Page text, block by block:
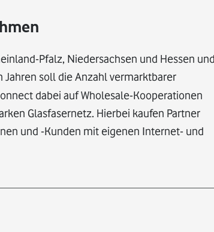
Pfalz, Niedersachsen und Hessen und
soll die Anzahl vermarktbarer
dabei auf Wholesale-Kooperationen
Glasfasernetz. Hierbei kaufen Partner
und -Kunden mit eigenen Internet- und